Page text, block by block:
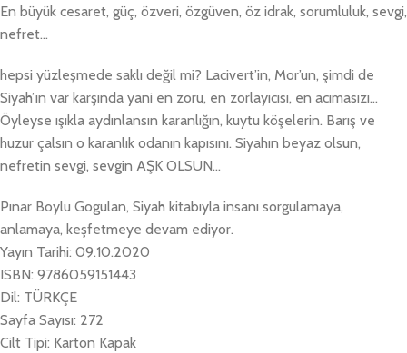
En büyük cesaret, güç, özveri, özgüven, öz idrak, sorumluluk, sevgi,
nefret…
hepsi yüzleşmede saklı değil mi? Lacivert’in, Mor’un, şimdi de
Siyah’ın var karşında yani en zoru, en zorlayıcısı, en acımasızı…
Öyleyse ışıkla aydınlansın karanlığın, kuytu köşelerin. Barış ve
huzur çalsın o karanlık odanın kapısını. Siyahın beyaz olsun,
nefretin sevgi, sevgin AŞK OLSUN…
Pınar Boylu Gogulan, Siyah kitabıyla insanı sorgulamaya,
anlamaya, keşfetmeye devam ediyor.
Yayın Tarihi: 09.10.2020
ISBN: 9786059151443
Dil: TÜRKÇE
Sayfa Sayısı: 272
Cilt Tipi: Karton Kapak